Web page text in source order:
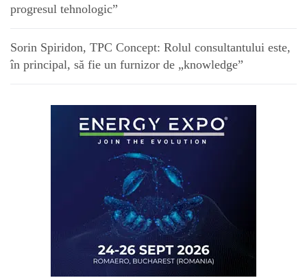
progresul tehnologic”
Sorin Spiridon, TPC Concept: Rolul consultantului este,
în principal, să fie un furnizor de „knowledge”